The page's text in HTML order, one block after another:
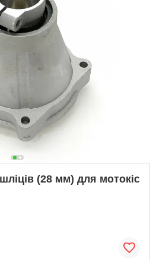
(28 мм) для мотокіс